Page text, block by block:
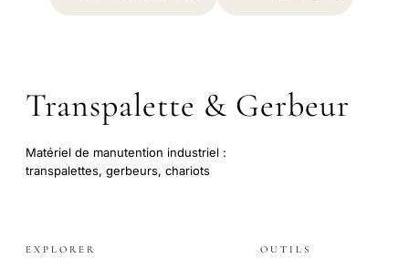
Transpalette & Gerbeur
Matériel de manutention industriel :
transpalettes, gerbeurs, chariots
EXPLORER OUTILS